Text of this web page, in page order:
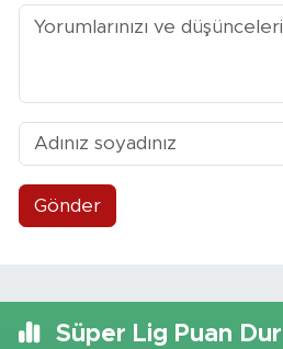
Gönder
Süper Lig Puan